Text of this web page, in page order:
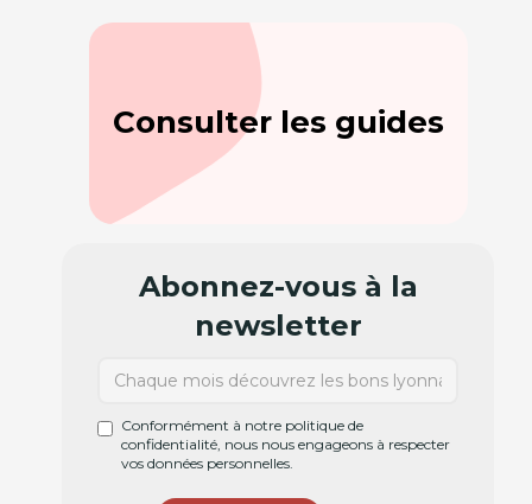
Consulter les guides
Abonnez-vous à la
newsletter
Conformément à notre politique de
confidentialité, nous nous engageons à respecter
vos données personnelles.